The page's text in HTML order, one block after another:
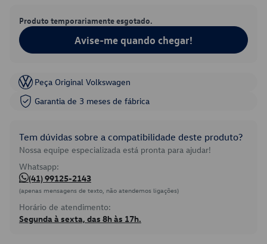
Produto temporariamente esgotado.
Avise-me quando chegar!
Peça Original Volkswagen
Garantia de 3 meses de fábrica
Tem dúvidas sobre a compatibilidade deste produto?
Nossa equipe especializada está pronta para ajudar!
Whatsapp:
(41) 99125-2143
(apenas mensagens de texto, não atendemos ligações)
Horário de atendimento:
Segunda à sexta, das 8h às 17h.